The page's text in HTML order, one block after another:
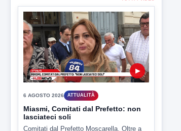
VIDEO ATTUALITÀ
TUTTI I VIDEO
▶